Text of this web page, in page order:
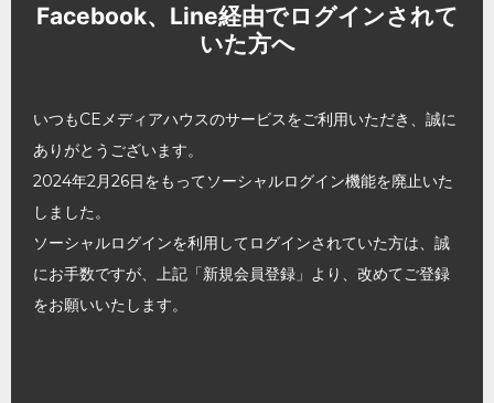
Facebook、Line経由でログインされて
いた方へ
いつもCEメディアハウスのサービスをご利用いただき、誠に
ありがとうございます。
2024年2月26日をもってソーシャルログイン機能を廃止いた
しました。
ソーシャルログインを利用してログインされていた方は、誠
にお手数ですが、上記「新規会員登録」より、改めてご登録
をお願いいたします。